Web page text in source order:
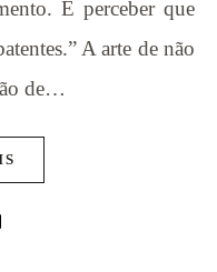
É perceber que
A arte de não
de…